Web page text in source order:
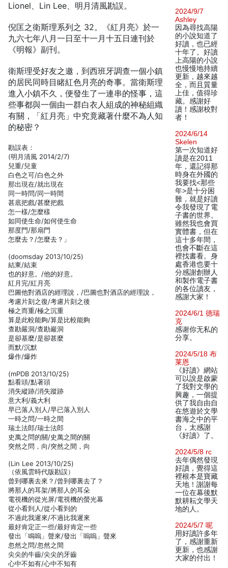
Lionel、Lin Lee、明月清風勘誤。
倪匡之衛斯理系列之 32。《紅月亮》於一
九六七年八月一日至十一月十五日連刊於
《明報》副刊。
衛斯理受好友之邀，到西班牙調查一個小鎮
的居民同時目睹紅色月亮的奇事。當衛斯理
進入小鎮不久，便發生了一連串的怪事，這
些事都與一個由一群白衣人組成的神秘組織
有關，「紅月亮」中究竟藏著什麼不為人知
的秘密？
勘誤表：
(明月清風 2014/2/7)
兒重/兒童
白色之可/白色之外
那出現在/就出現在
同一時問/同一時間
甚底把戲/甚麼把戲
怎一樣/怎麼樣
如同使生命/如何使生命
那度門/那扇門
怎麼去？/怎麼去？」
(doomsday 2013/10/25)
結東/結束
也的好意。/他的好意。
紅月完/紅月亮
巴圖他對酒店的經理說，/巴圖也對酒店的經理說，
考慮片刻之復/考慮片刻之後
極之而重/極之沉重
算是此較能夠/算是比較能夠
查勘嚴洞/查勘巖洞
是卻基麼/是卻甚麼
而默/沉默
爆作/爆炸
(mPDB 2013/10/25)
點看頭/點著頭
消失縱跡/消失蹤跡
意大利/義大利
早已落人別人/早已落入別人
一時之問/一時之間
瑞土法郎/瑞士法郎
史萬之問的關/史萬之間的關
突然之問，向/突然之間，向
(Lin Lee 2013/10/25)
（依風雲時代版勘誤）
曾到哪裏去來？/曾到哪裏去了？
將那人的耳架/將那人的耳朵
電視機的從光屏/電視機的螢光幕
從小看到人/從小看到的
不過此我遲來/不過比我遲來
最好肯定正一些/最好肯定一些
發出「鳴嗚」聲來/發出「嗚嗚」聲來
忽然之問/忽然之間
尖尖的牛齒/尖尖的牙齒
心中不如有/心中不知有
2024/9/7
Ashley
因為尋找高陽
的小說知道了
好讀，也已經
十年了。好讀
上高陽的小說
也慢慢地持續
更新，越來越
全，而且質量
上佳，值得珍
藏。感謝好
讀！感謝校對
者！
2024/6/14
Skelen
第一次知道好
讀是在2011
年，還記得那
時身在外國的
我要找<那些
年>是十分困
難，就是好讀
令我發現了電
子書的世界。
雖然我也會買
實體書，但在
這十多年間，
也會不斷在這
裡找書看。身
處香港也要十
分感謝創辦人
和製作電子書
的各位讀友，
感謝大家！
2024/6/1 德瑞
克
感谢你无私的
分享。
2024/5/18 布
莱恩
《好讀》網站
可以說是啟蒙
了我對文學的
興趣，一個提
供了我自由自
在悠遊於文學
書海之中的平
台，太感謝
《好讀》了。
2024/5/8 rc
去年偶然發現
好讀，覺得這
裡根本是寶藏
天地！謝謝每
一位在幕後默
默耕耘文學天
地的人。
2024/5/7 呢
用好讀許多年
了，感謝重新
更新，也感謝
大家的付出！